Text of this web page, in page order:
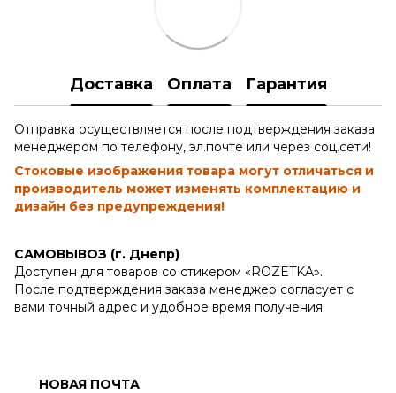
Доставка Оплата Гарантия
Отправка осуществляется после подтверждения заказа
менеджером по телефону, эл.почте или через соц.сети!
Стоковые изображения товара могут отличаться и
производитель может изменять комплектацию и
дизайн без предупреждения!
САМОВЫВОЗ (г. Днепр)
Доступен для товаров со стикером «ROZETKA».
После подтверждения заказа менеджер согласует с
вами точный адрес и удобное время получения.
НОВАЯ ПОЧТА